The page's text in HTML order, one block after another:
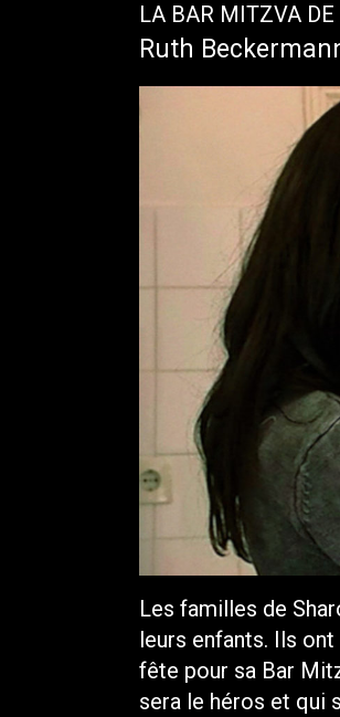
LA BAR MITZVA DE
Ruth
Les familles de
leurs enfants. Ils
fête pour sa Bar
sera le héros et qui